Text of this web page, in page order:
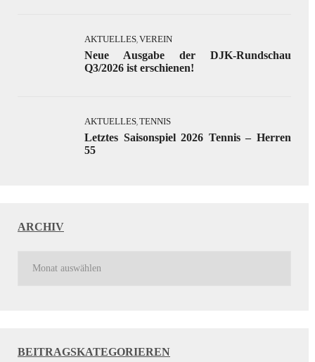
AKTUELLES, VEREIN
Neue Ausgabe der DJK-Rundschau
Q3/2026 ist erschienen!
AKTUELLES, TENNIS
Letztes Saisonspiel 2026 Tennis – Herren
55
ARCHIV
BEITRAGSKATEGORIEREN